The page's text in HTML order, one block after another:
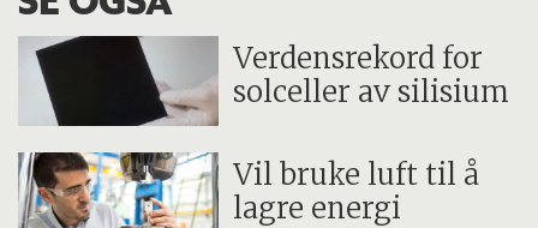
Verdensrekord for
solceller av silisium
Vil bruke luft til å
lagre energi